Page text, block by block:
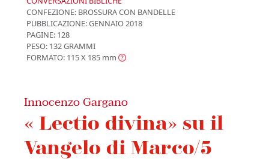
CONFEZIONE: BROSSURA CON BANDELLE
PUBBLICAZIONE:GENNAIO 2018
PAGINE: 128
PESO: 132 GRAMMI
FORMATO: 115 X 185 mm
Innocenzo Gargano
« Lectio divina» su il
Vangelo di Marco/5